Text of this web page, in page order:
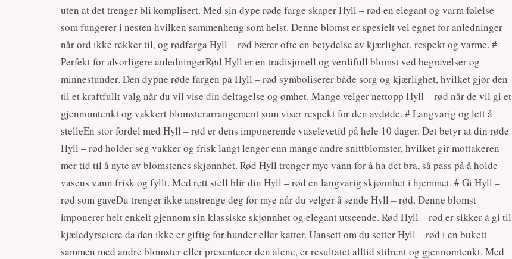
uten at det trenger bli komplisert. Med sin dype røde farge skaper Hyll – rød en elegant og varm følelse
som fungerer i nesten hvilken sammenheng som helst. Denne blomst er spesielt vel egnet for anledninger
når ord ikke rekker til, og rødfarga Hyll – rød bærer ofte en betydelse av kjærlighet, respekt og varme. #
Perfekt for alvorligere anledningerRød Hyll er en tradisjonell og verdifull blomst ved begravelser og
minnestunder. Den dypne røde fargen på Hyll – rød symboliserer både sorg og kjærlighet, hvilket gjør den
til et kraftfullt valg når du vil vise din deltagelse og ømhet. Mange velger nettopp Hyll – rød når de vil gi et
gjennomtenkt og vakkert blomsterarrangement som viser respekt for den avdøde. # Langvarig og lett å
stelleEn stor fordel med Hyll – rød er dens imponerende vaselevetid på hele 10 dager. Det betyr at din røde
Hyll – rød holder seg vakker og frisk langt lenger enn mange andre snittblomster, hvilket gir mottakeren
mer tid til å nyte av blomstenes skjønnhet. Rød Hyll trenger mye vann for å ha det bra, så pass på å holde
vasens vann frisk og fyllt. Med rett stell blir din Hyll – rød en langvarig skjønnhet i hjemmet. # Gi Hyll –
rød som gaveDu trenger ikke anstrenge deg for mye når du velger å sende Hyll – rød. Denne blomst
imponerer helt enkelt gjennom sin klassiske skjønnhet og elegant utseende. Rød Hyll – rød er sikker å gi til
kjæledyrseiere da den ikke er giftig for hunder eller katter. Uansett om du setter Hyll – rød i en bukett
sammen med andre blomster eller presenterer den alene, er resultatet alltid stilrent og gjennomtenkt. Med